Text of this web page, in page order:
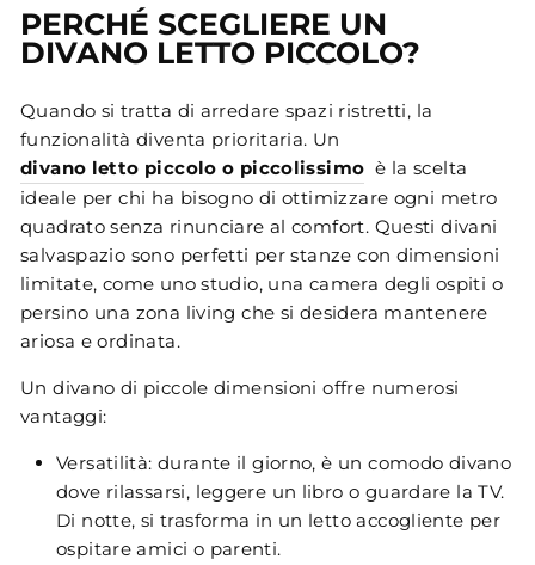
PERCHÉ SCEGLIERE UN
DIVANO LETTO PICCOLO?
Quando si tratta di arredare spazi ristretti, la
funzionalità diventa prioritaria. Un
divano letto piccolo o piccolissimo è la scelta
ideale per chi ha bisogno di ottimizzare ogni metro
quadrato senza rinunciare al comfort. Questi divani
salvaspazio sono perfetti per stanze con dimensioni
limitate, come uno studio, una camera degli ospiti o
persino una zona living che si desidera mantenere
ariosa e ordinata.
Un divano di piccole dimensioni offre numerosi
vantaggi:
Versatilità: durante il giorno, è un comodo divano
dove rilassarsi, leggere un libro o guardare la TV.
Di notte, si trasforma in un letto accogliente per
ospitare amici o parenti.